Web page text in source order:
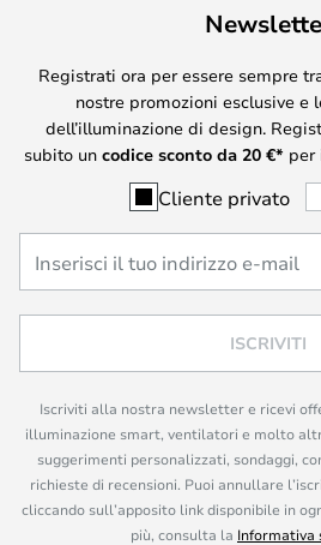
Registrati ora per essere sempre
nostre promozioni esclusive e
dell’illuminazione di design.
subito un codice sconto da 20 €* per
Cliente privato
ISCRIVITI
Iscriviti alla nostra newsletter e ricevi
illuminazione smart, ventilatori e molto
suggerimenti personalizzati, sondaggi,
richieste di recensioni. Puoi annullare
cliccando sull’apposito link disponibile in
più, consulta la Informativa